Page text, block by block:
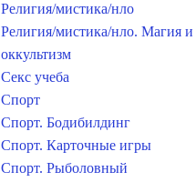
Религия/мистика/нло
Религия/мистика/нло. Магия и
оккультизм
Секс учеба
Спорт
Спорт. Бодибилдинг
Спорт. Карточные игры
Спорт. Рыболовный